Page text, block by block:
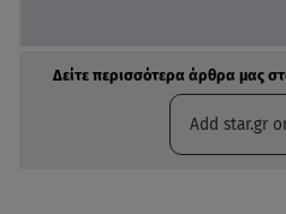
Δείτε περισσότερα άρθρα μας
Add star.gr